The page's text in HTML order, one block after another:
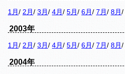
1月 / 2月 / 3月 / 4月 / 5月 / 6月 / 7月 / 8月 /
2003年
1月 / 2月 / 3月 / 4月 / 5月 / 6月 / 7月 / 8月 /
2004年